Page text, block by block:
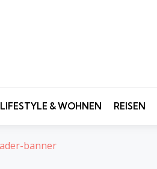
LIFESTYLE & WOHNEN REISEN